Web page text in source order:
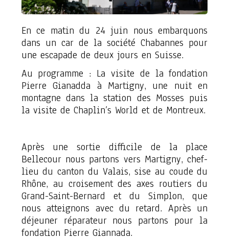
En ce matin du 24 juin nous embarquons
dans un car de la société Chabannes pour
une escapade de deux jours en Suisse.
Au programme : La visite de la fondation
Pierre Gianadda à Martigny, une nuit en
montagne dans la station des Mosses puis
la visite de Chaplin’s World et de Montreux.
Après une sortie difficile de la place
Bellecour nous partons vers Martigny, chef-
lieu du canton du Valais, sise au coude du
Rhône, au croisement des axes routiers du
Grand-Saint-Bernard et du Simplon, que
nous atteignons avec du retard. Après un
déjeuner réparateur nous partons pour la
fondation Pierre Giannada.